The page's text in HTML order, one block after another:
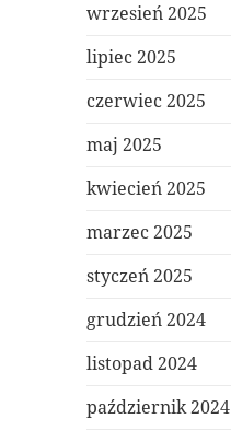
wrzesień 2025
lipiec 2025
czerwiec 2025
maj 2025
kwiecień 2025
marzec 2025
styczeń 2025
grudzień 2024
listopad 2024
październik 2024